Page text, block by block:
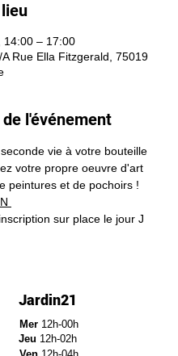
14:00 – 17:00
Rue Ella Fitzgerald, 75019
l'événement
vie à votre bouteille
votre propre oeuvre d'art
peintures et de pochoirs !
sur place le jour J
Jardin21
Mer12h-00h
Jeu 12h-02h